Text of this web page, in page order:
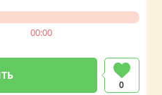
00:00
0